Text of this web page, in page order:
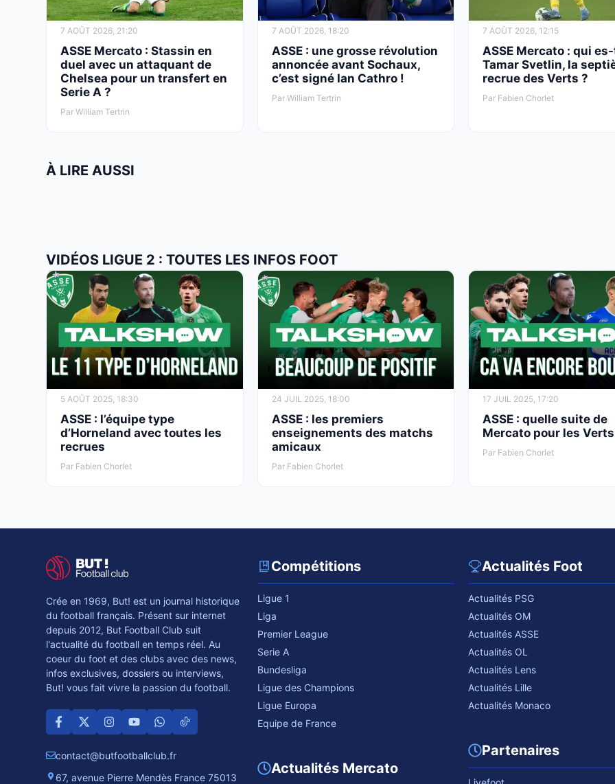
7 AOÛT 2026, 21:20
ASSE Mercato : Stassin en
duel avec un attaquant de
Chelsea pour un transfert en
Serie A ?
Par William Tertrin
7 AOÛT 2026, 18:20
ASSE : une grosse révolution
annoncée avant Sochaux,
c’est signé Ian Cathro !
Par William Tertrin
7 AOÛT 2026, 12:15
ASSE Mercato : qui
Tamar Svetlin, la
recrue des Verts ?
Par Fabien Chorlet
À LIRE AUSSI
VIDÉOS LIGUE 2 : TOUTES LES INFOS FOOT
5 AOÛT 2025, 18:30
ASSE : l’équipe type
d’Horneland avec toutes les
recrues
Par Fabien Chorlet
24 JUIL 2025, 18:00
ASSE : les premiers
enseignements des matchs
amicaux
Par Fabien Chorlet
17 JUIL 2025, 17:20
ASSE : quelle suite de
Mercato pour les Verts
Par Fabien Chorlet
Crée en 1969, But! est un journal historique
du football français. Présent sur internet
depuis 2012, But Football Club suit
l'actualité du football en temps réel. Au
coeur du foot et des clubs avec des news,
infos exclusives, dossiers ou interviews,
But! vous fait vivre la passion du football.
contact@butfootballclub.fr
67, avenue Pierre Mendès France 75013
Compétitions
Ligue 1
Liga
Premier League
Serie A
Bundesliga
Ligue des Champions
Ligue Europa
Equipe de France
Actualités Mercato
Actualités Foot
Actualités PSG
Actualités OM
Actualités ASSE
Actualités OL
Actualités Lens
Actualités Lille
Actualités Monaco
Partenaires